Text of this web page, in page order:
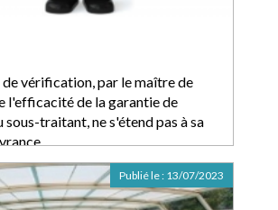
vérification, par le maître de
l'efficacité de la garantie de
sous-traitant, ne s'étend pas à sa
Publié le : 13/07/2023